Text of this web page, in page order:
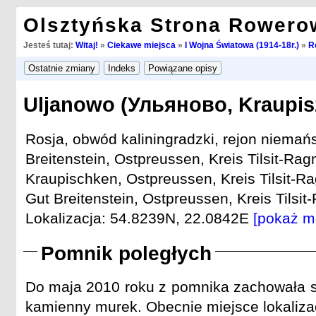
Olsztyńska Strona
Jesteś tutaj: Witaj! » Ciekawe miejsca » I Wojna Światowa (1914-18r.)»
Uljanowo (Ульяново,
Rosja, obwód kaliningradzki, rejon
Breitenstein, Ostpreussen, Kreis Tilsit-
Kraupischken, Ostpreussen, Kreis Tilsit-
Gut Breitenstein, Ostpreussen, Kreis
Lokalizacja: 54.8239N, 22.0842E [pokaż
Pomnik poległych
Do maja 2010 roku z pomnika zachowała
kamienny murek. Obecnie miejsce